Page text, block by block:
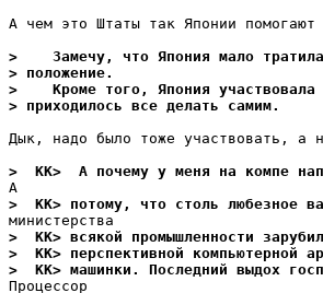
А чем это Штаты так Японии помогают
>    Замечу, что Япония мало
> положение.
>    Кроме того, Япония
> приходилось все делать самим.
Дык, надо было тоже участвовать, а
>  KK>  А почему у меня на компе
>  KK> потому, что столь любезное
>  KK> всякой промышленности
>  KK> перспективной компьютерной
>  KK> машинки. Последний выдох